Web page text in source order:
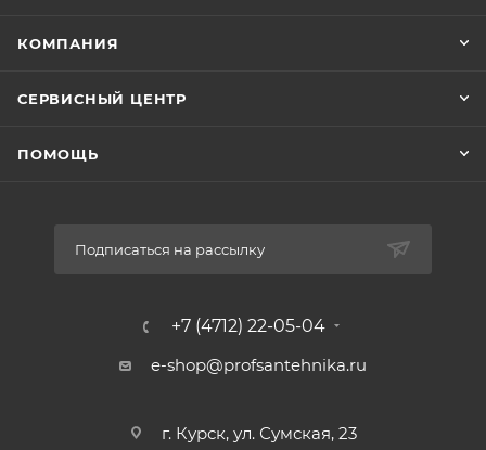
КОМПАНИЯ
СЕРВИСНЫЙ ЦЕНТР
ПОМОЩЬ
Подписаться на рассылку
+7 (4712) 22-05-04
e-shop@profsantehnika.ru
г. Курск, ул. Сумская, 23